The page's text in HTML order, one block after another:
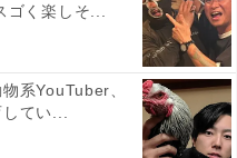
ゴく楽しそ...
系YouTuber、
てい...